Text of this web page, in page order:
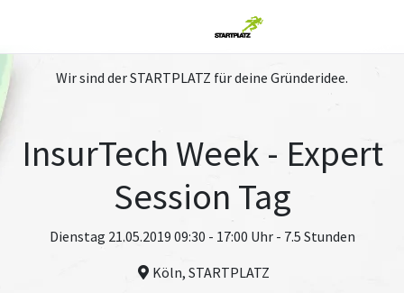
Wir sind der STARTPLATZ für deine Gründeridee.
InsurTech Week - Expert
Session Tag
Dienstag 21.05.2019 09:30 - 17:00 Uhr - 7.5 Stunden
Köln, STARTPLATZ